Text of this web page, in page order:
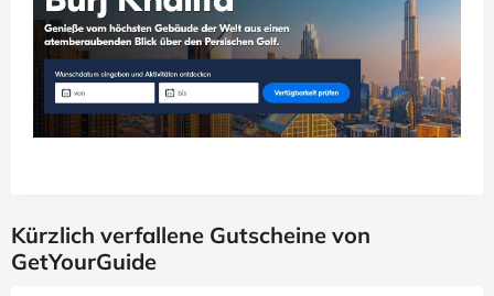
Kürzlich verfallene Gutscheine von
GetYourGuide